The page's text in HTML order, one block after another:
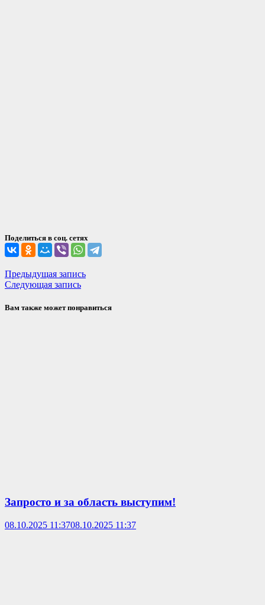
Поделиться в соц. сетях
Навигация
по
записям
Предыдущая записьПредыдущая
Следующая записьСледующая
Вам также может понравиться
Запросто и за область выступим!
08.10.2025 11:3708.10.2025 11:37